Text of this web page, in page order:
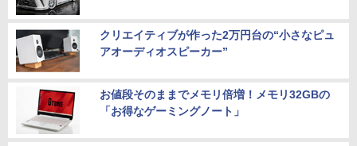
クリエイティブが作った2万円台の“小さなピュ
アオーディオスピーカー”
お値段そのままでメモリ倍増！メモリ32GBの
「お得なゲーミングノート」